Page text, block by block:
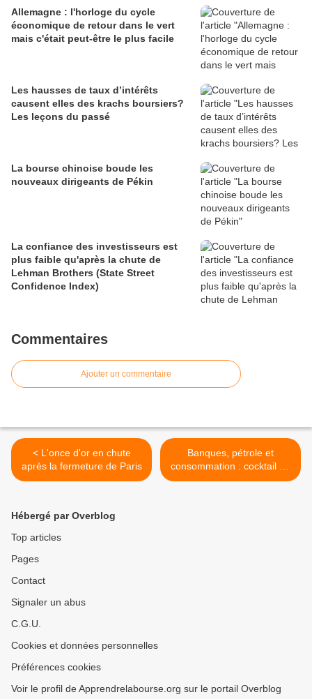
Allemagne : l'horloge du cycle
économique de retour dans le vert
mais c'était peut-être le plus facile
Les hausses de taux d’intérêts
causent elles des krachs boursiers?
Les leçons du passé
La bourse chinoise boude les
nouveaux dirigeants de Pékin
La confiance des investisseurs est
plus faible qu'après la chute de
Lehman Brothers (State Street
Confidence Index)
Commentaires
Ajouter un commentaire
< L'once d'or en chute
après la fermeture de Paris
Banques, pétrole et
consommation : cocktail de
la rechute boursière >
Hébergé par Overblog
Top articles
Pages
Contact
Signaler un abus
C.G.U.
Cookies et données personnelles
Préférences cookies
Voir le profil de Apprendrelabourse.org sur le portail Overblog